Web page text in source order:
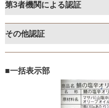
第3者機関による認証
その他認証
■一括表示部